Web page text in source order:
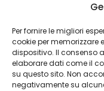
Per fornire le migliori
cookie per memorizzare
dispositivo. Il consenso
elaborare dati come il
su questo sito. Non
negativamente su
Cookie Policy
Risorse Aggiuntive